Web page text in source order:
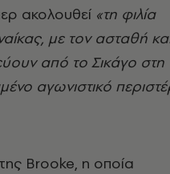
ακολουθεί «τη φιλία
με τον ασταθή
από το Σικάγο στη
αγωνιστικό
Brooke, η οποία